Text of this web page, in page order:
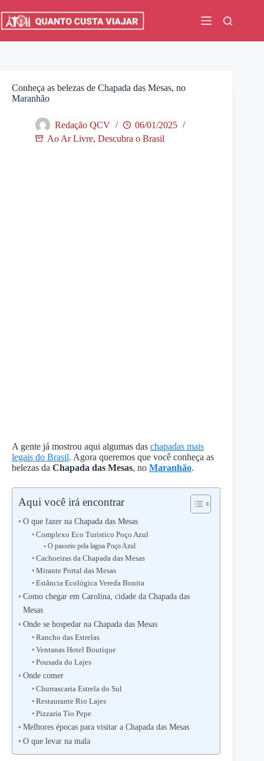
para
Conheça as belezas de Chapada das Mesas, no
Maranhão
Redação QCV
06/01/2025
Ao Ar Livre, Descubra o Brasil
A gente já mostrou aqui algumas das chapadas mais
legais do Brasil. Agora queremos que você conheça as
belezas da Chapada das Mesas, no Maranhão.
Aqui você irá encontrar
O que fazer na Chapada das Mesas
Complexo Eco Turístico Poço Azul
O passeio pela lagoa Poço Azul
Cachoeiras da Chapada das Mesas
Mirante Portal das Mesas
Estância Ecológica Vereda Bonita
Como chegar em Carolina, cidade da Chapada das
Mesas
Onde se hospedar na Chapada das Mesas
Rancho das Estrelas
Ventanas Hotel Boutique
Pousada do Lajes
Onde comer
Churrascaria Estrela do Sul
Restaurante Rio Lajes
Pizzaria Tio Pepe
Melhores épocas para visitar a Chapada das Mesas
O que levar na mala